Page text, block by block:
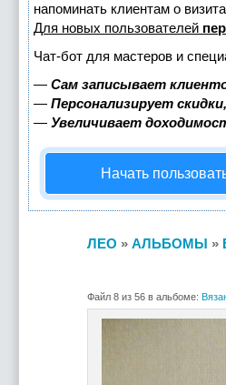
напоминать клиентам о
Для новых пользователей
Чат-бот для мастеров и
— Сам записывает
— Персонализирует
— Увеличивает
Начать
ЛЕО » АЛЬБОМЫ »
Файл 8 из 56 в альбоме: